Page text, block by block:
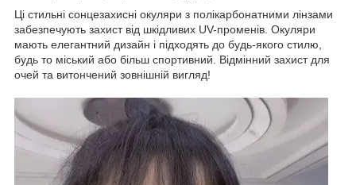
Ці стильні сонцезахисні окуляри з полікарбонатними лінзами
забезпечують захист від шкідливих UV-променів. Окуляри
мають елегантний дизайн і підходять до будь-якого стилю,
будь то міський або більш спортивний. Відмінний захист для
очей та витончений зовнішній вигляд!